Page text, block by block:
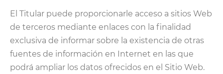
El Titular puede proporcionarle acceso a sitios Web
de terceros mediante enlaces con la finalidad
exclusiva de informar sobre la existencia de otras
fuentes de información en Internet en las que
podrá ampliar los datos ofrecidos en el Sitio Web.